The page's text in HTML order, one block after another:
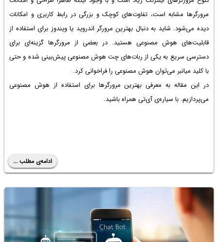
مرورگرها مشابه است، تفاوت‌های کوچک و بزرگی در رابط کاربری و امکانات
دیده می‌شود. شاید به دنبال بهترین مرورگر اندروید یا ویندوز برای استفاده از
قابلیت‌های هوش مصنوعی هستید. در بعضی از مرورگرها گزینه‌ای برای
دسترسی سریع به یکی از ربات‌های چت هوش مصنوعی پیش‌بینی شده و حتی
با کلید میانبر می‌توان هوش مصنوعی را فراخوانی کرد.
در این مقاله به معرفی بهترین مرورگرها برای استفاده از هوش مصنوعی
می‌پردازیم. با سیاره‌ی آی‌تی همراه باشید.
ادامه‌ی مطلب ...